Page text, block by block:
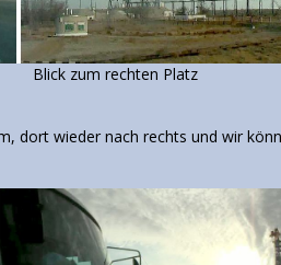
Platz
dort wieder nach rechts und wir